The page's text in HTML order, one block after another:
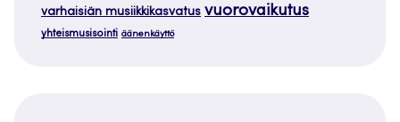
varhaisiän musiikkikasvatus vuorovaikutus
yhteismusisointi äänenkäyttö